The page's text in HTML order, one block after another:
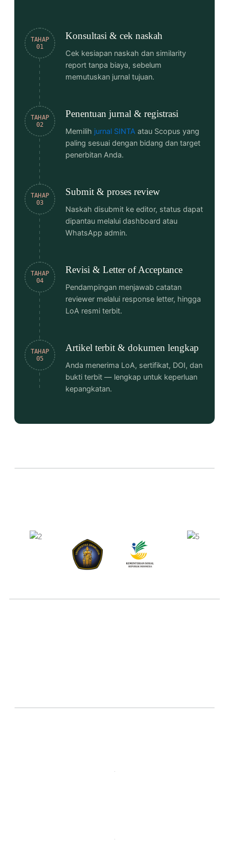
TAHAP
01
Konsultasi & cek naskah
Cek kesiapan naskah dan similarity
report tanpa biaya, sebelum
memutuskan jurnal tujuan.
TAHAP
02
Penentuan jurnal & registrasi
Memilih jurnal SINTA atau Scopus yang
paling sesuai dengan bidang dan target
penerbitan Anda.
TAHAP
03
Submit & proses review
Naskah disubmit ke editor, status dapat
dipantau melalui dashboard atau
WhatsApp admin.
TAHAP
04
Revisi & Letter of Acceptance
Pendampingan menjawab catatan
reviewer melalui response letter, hingga
LoA resmi terbit.
TAHAP
05
Artikel terbit & dokumen lengkap
Anda menerima LoA, sertifikat, DOI, dan
bukti terbit — lengkap untuk keperluan
kepangkatan.